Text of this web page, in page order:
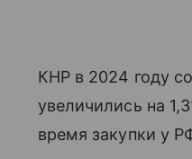
КНР в 2024 году
увеличились на
время закупки у